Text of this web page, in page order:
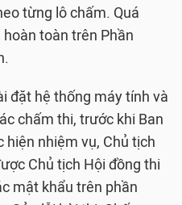
từng lô chấm. Quá
toàn trên Phần
đặt hệ thống máy tính và
chấm thi, trước khi Ban
nhiệm vụ, Chủ tịch
Chủ tịch Hội đồng thi
mật khẩu trên phần